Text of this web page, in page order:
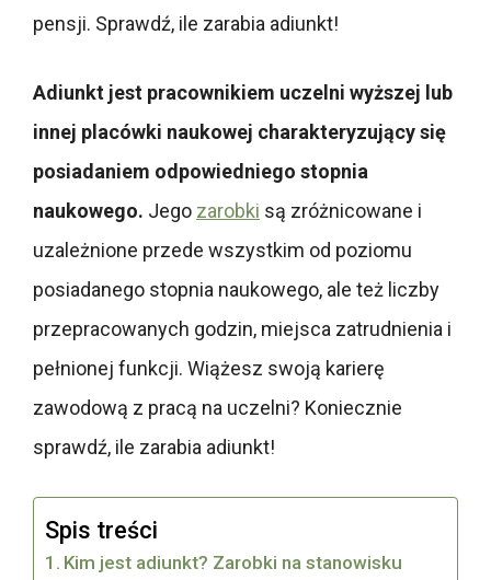
pensji. Sprawdź, ile zarabia adiunkt!
Adiunkt jest pracownikiem uczelni wyższej lub
innej placówki naukowej charakteryzujący się
posiadaniem odpowiedniego stopnia
naukowego. Jego zarobki są zróżnicowane i
uzależnione przede wszystkim od poziomu
posiadanego stopnia naukowego, ale też liczby
przepracowanych godzin, miejsca zatrudnienia i
pełnionej funkcji. Wiążesz swoją karierę
zawodową z pracą na uczelni? Koniecznie
sprawdź, ile zarabia adiunkt!
Spis treści
Kim jest adiunkt? Zarobki na stanowisku